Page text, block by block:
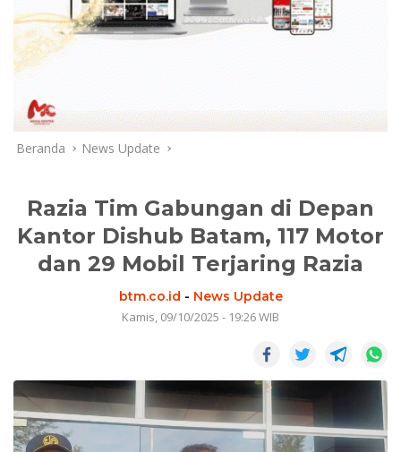
Beranda News Update
Razia Tim Gabungan di Depan
Kantor Dishub Batam, 117 Motor
dan 29 Mobil Terjaring Razia
btm.co.id - News Update
Kamis, 09/10/2025 - 19:26 WIB